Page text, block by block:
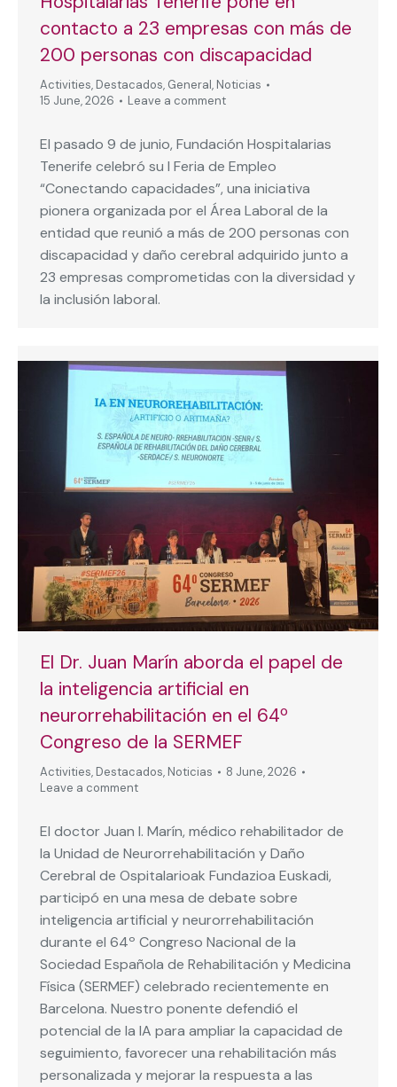
contacto a 23 empresas con más de
200 personas con discapacidad
Activities, Destacados, General, Noticias
15 June, 2026
Leave a comment
El pasado 9 de junio, Fundación Hospitalarias
Tenerife celebró su I Feria de Empleo
“Conectando capacidades”, una iniciativa
pionera organizada por el Área Laboral de la
entidad que reunió a más de 200 personas con
discapacidad y daño cerebral adquirido junto a
23 empresas comprometidas con la diversidad y
la inclusión laboral.
El Dr. Juan Marín aborda el papel de
la inteligencia artificial en
neurorrehabilitación en el 64º
Congreso de la SERMEF
Activities, Destacados, Noticias
8 June, 2026
Leave a comment
El doctor Juan I. Marín, médico rehabilitador de
la Unidad de Neurorrehabilitación y Daño
Cerebral de Ospitalarioak Fundazioa Euskadi,
participó en una mesa de debate sobre
inteligencia artificial y neurorrehabilitación
durante el 64º Congreso Nacional de la
Sociedad Española de Rehabilitación y Medicina
Física (SERMEF) celebrado recientemente en
Barcelona. Nuestro ponente defendió el
potencial de la IA para ampliar la capacidad de
seguimiento, favorecer una rehabilitación más
personalizada y mejorar la respuesta a las